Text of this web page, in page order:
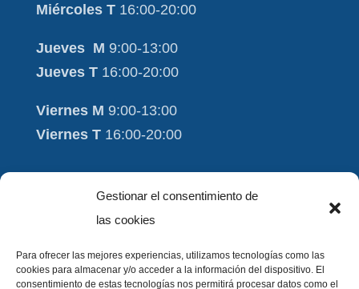
Gestionar el consentimiento de
las cookies
Para ofrecer las mejores experiencias, utilizamos tecnologías como las
cookies para almacenar y/o acceder a la información del dispositivo. El
consentimiento de estas tecnologías nos permitirá procesar datos como el
Miércoles T16:00-20:00
Jueves M 9:00-13:00
Jueves T16:00-20:00
Viernes M 9:00-13:00
Viernes T16:00-20:00
Moviment i Salut
Aviso Legal
Contacto
FAQ